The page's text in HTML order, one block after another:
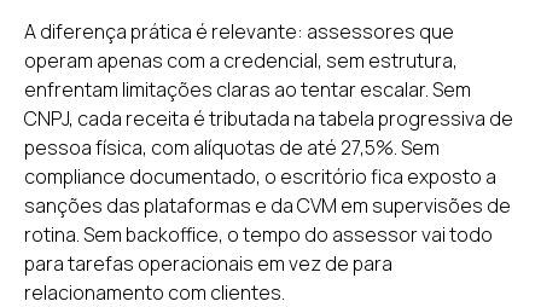
A diferença prática é relevante: assessores que
operam apenas com a credencial, sem estrutura,
enfrentam limitações claras ao tentar escalar. Sem
CNPJ, cada receita é tributada na tabela progressiva de
pessoa física, com alíquotas de até 27,5%. Sem
compliance documentado, o escritório fica exposto a
sanções das plataformas e da CVM em supervisões de
rotina. Sem backoffice, o tempo do assessor vai todo
para tarefas operacionais em vez de para
relacionamento com clientes.